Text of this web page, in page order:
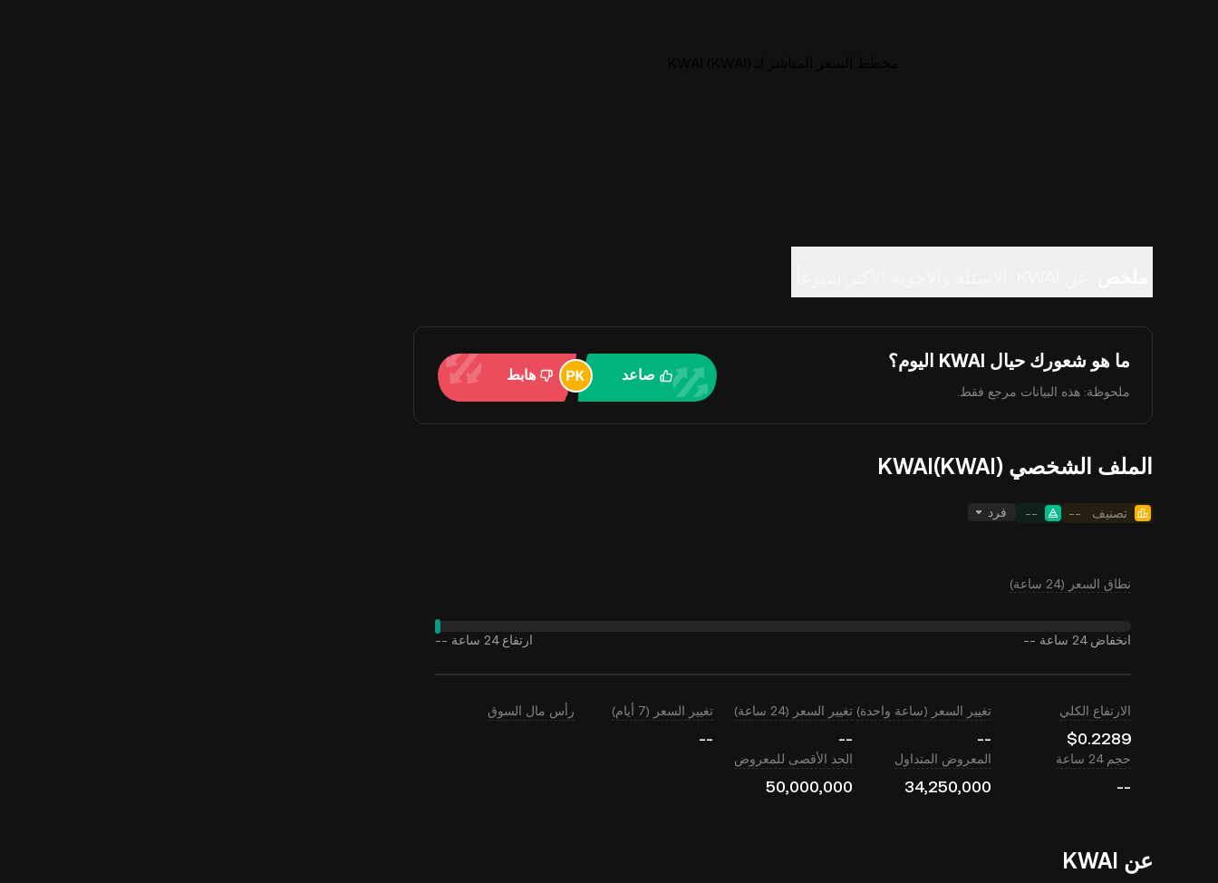
ما هو شعورك حيال KWAI اليوم؟
ملحوظة: هذه البيانات مرجع فقط.
صاعد هابط
الملف الشخصي KWAI(KWAI)
تصنيف --
-- فرد
نطاق السعر (24 ساعة)
انخفاض 24 ساعة -- ارتفاع 24 ساعة --
الارتفاع الكلي
$0.2289
تغيير السعر (ساعة واحدة)
--
تغيير السعر (24 ساعة)
--
تغيير السعر (7 أيام)
--
رأس مال السوق
حجم 24 ساعة
--
المعروض المتداول
34,250,000
الحد الأقصى للمعروض
50,000,000
عن KWAI